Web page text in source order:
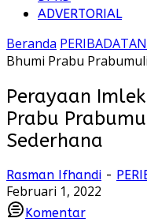
ADVERTORIAL
Beranda PERIBADATAN
Bhumi Prabu
Perayaan
Prabu
Sederhana
Rasman Ifhandi -
Februari 1, 2022
Komentar